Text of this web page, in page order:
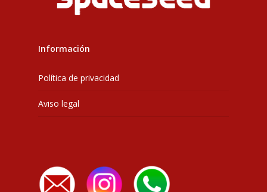
Información
Política de privacidad
Aviso legal